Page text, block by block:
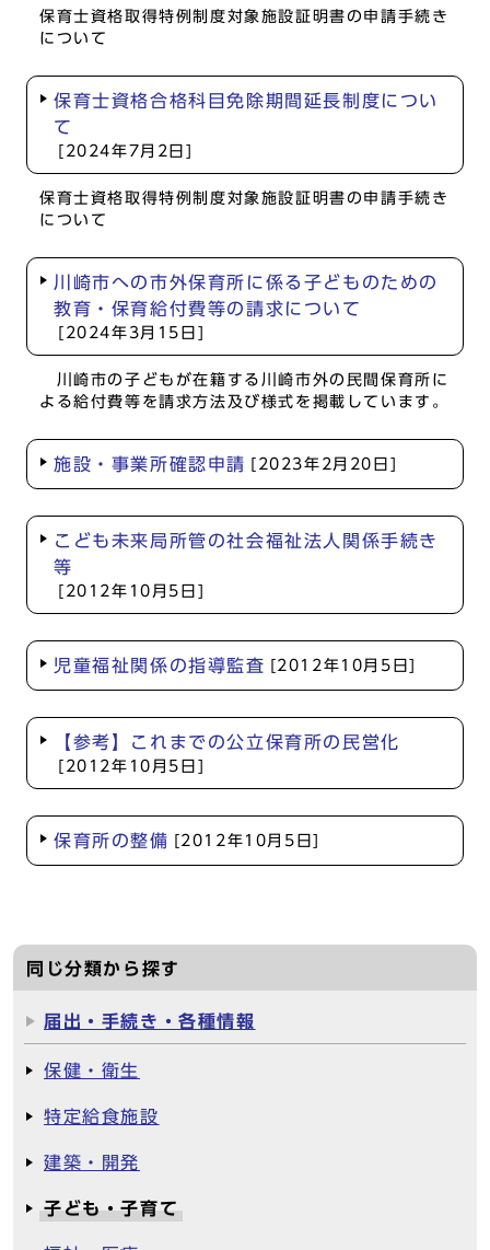
保育士資格取得特例制度対象施設証明書の申請手続き
について
保育士資格合格科目免除期間延長制度につい
て
[2024年7月2日]
保育士資格取得特例制度対象施設証明書の申請手続き
について
川崎市への市外保育所に係る子どものための
教育・保育給付費等の請求について
[2024年3月15日]
川崎市の子どもが在籍する川崎市外の民間保育所に
よる給付費等を請求方法及び様式を掲載しています。
施設・事業所確認申請 [2023年2月20日]
こども未来局所管の社会福祉法人関係手続き
等
[2012年10月5日]
児童福祉関係の指導監査 [2012年10月5日]
【参考】これまでの公立保育所の民営化
[2012年10月5日]
保育所の整備 [2012年10月5日]
同じ分類から探す
届出・手続き・各種情報
保健・衛生
特定給食施設
建築・開発
子ども・子育て